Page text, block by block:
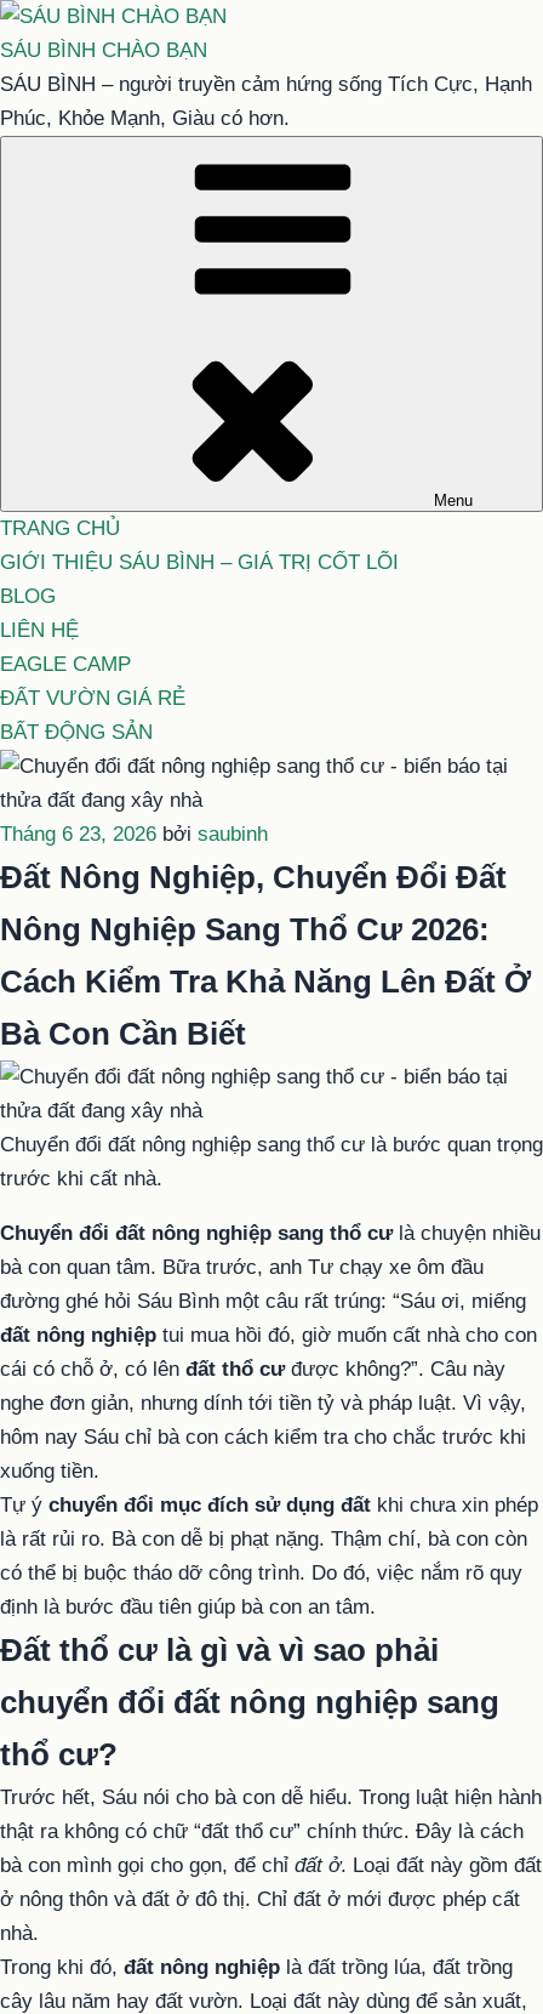
Chuyển
đến
phần
nội
SÁU BÌNH CHÀO BẠN
SÁU BÌNH – người truyền cảm hứng sống Tích Cực, Hạnh
Phúc, Khỏe Mạnh, Giàu có hơn.
Menu
TRANG CHỦ
GIỚI THIỆU SÁU BÌNH – GIÁ TRỊ CỐT LÕI
BLOG
LIÊN HỆ
EAGLE CAMP
ĐẤT VƯỜN GIÁ RẺ
BẤT ĐỘNG SẢN
Đăng
trong
Tháng 6 23, 2026 bởi saubinh
Đất Nông Nghiệp, Chuyển Đổi Đất
Nông Nghiệp Sang Thổ Cư 2026:
Cách Kiểm Tra Khả Năng Lên Đất Ở
Bà Con Cần Biết
Chuyển đổi đất nông nghiệp sang thổ cư là bước quan trọng
trước khi cất nhà.
Chuyển đổi đất nông nghiệp sang thổ cưlà chuyện nhiều
bà con quan tâm. Bữa trước, anh Tư chạy xe ôm đầu
đường ghé hỏi Sáu Bình một câu rất trúng: “Sáu ơi, miếng
đất nông nghiệp tui mua hồi đó, giờ muốn cất nhà cho con
cái có chỗ ở, có lên đất thổ cưđược không?”. Câu này
nghe đơn giản, nhưng dính tới tiền tỷ và pháp luật. Vì vậy,
hôm nay Sáu chỉ bà con cách kiểm tra cho chắc trước khi
xuống tiền.
Tự ý chuyển đổi mục đích sử dụng đất khi chưa xin phép
là rất rủi ro. Bà con dễ bị phạt nặng. Thậm chí, bà con còn
có thể bị buộc tháo dỡ công trình. Do đó, việc nắm rõ quy
định là bước đầu tiên giúp bà con an tâm.
Đất thổ cư là gì và vì sao phải
chuyển đổi đất nông nghiệp sang
thổ cư?
Trước hết, Sáu nói cho bà con dễ hiểu. Trong luật hiện hành
thật ra không có chữ “đất thổ cư” chính thức. Đây là cách
bà con mình gọi cho gọn, để chỉ đất ở. Loại đất này gồm đất
ở nông thôn và đất ở đô thị. Chỉ đất ở mới được phép cất
nhà.
Trong khi đó, đất nông nghiệp là đất trồng lúa, đất trồng
cây lâu năm hay đất vườn. Loại đất này dùng để sản xuất,